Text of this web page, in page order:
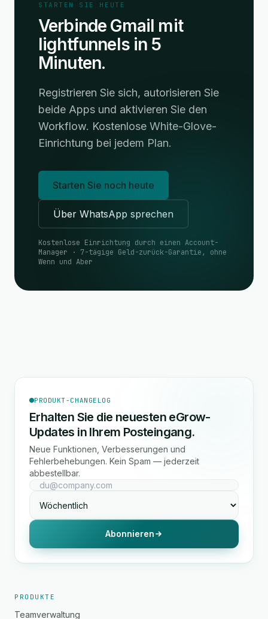
STARTEN SIE HEUTE
Verbinde Gmail mit
lightfunnels in 5
Minuten.
Registrieren Sie sich, autorisieren Sie
beide Apps und aktivieren Sie den
Workflow. Kostenlose White-Glove-
Einrichtung bei jedem Plan.
Starten Sie noch heute
Über WhatsApp sprechen
Kostenlose Einrichtung durch einen Account-
Manager · 7-tägige Geld-zurück-Garantie, ohne
Wenn und Aber
PRODUKT-CHANGELOG
Erhalten Sie die neuesten eGrow-
Updates in Ihrem Posteingang.
Neue Funktionen, Verbesserungen und
Fehlerbehebungen. Kein Spam — jederzeit
abbestellbar.
Abonnieren
PRODUKTE
Teamverwaltung